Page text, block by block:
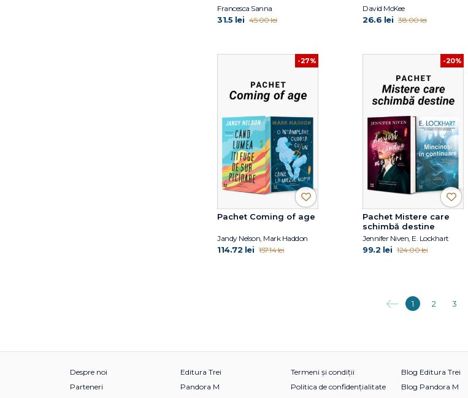
Gail Herman
Francesca Sanna
31.5 lei 45.00 lei
David McKee
26.6 lei 38.00 lei
-27%
Pachet Coming of age
Jandy Nelson, Mark Haddon
114.72 lei 157.14 lei
-20%
Pachet Mistere care
schimbă destine
Jennifer Niven, E. Lockhart
99.2 lei 124.00 lei
Anterioara
1 2 3
Despre noi
Parteneri
Editura Trei
Pandora M
Termeni și condiții
Politica de confidențialitate
Blog Editura Trei
Blog Pandora M